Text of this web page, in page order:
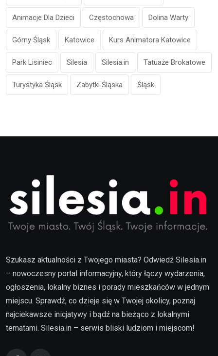
Animacje Dla Dzieci Częstochowa Dolina Warty
Górny Śląsk Katowice Kurs Animatora Katowice
Park Lisiniec Silesia Silesia.in Tatuaże Brokatowe
Turystyka Śląsk Zabytki Śląska Śląsk
Szukasz aktualności z Twojego miasta? Odwiedź Silesia.in
– nowoczesny portal informacyjny, który łączy wydarzenia,
ogłoszenia, lokalny biznes i porady mieszkańców w jednym
miejscu. Sprawdź, co dzieje się w Twojej okolicy, poznaj
najciekawsze inicjatywy i bądź na bieżąco z lokalnymi
tematami. Silesia.in – serwis bliski ludziom i miejscom!